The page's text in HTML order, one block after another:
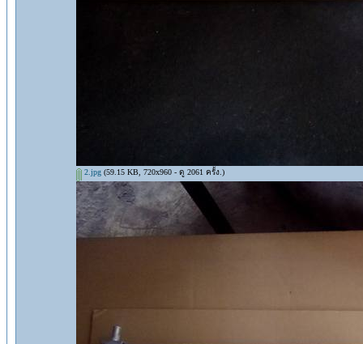
2.jpg (59.15 KB, 720x960 - ดู 2061 ครั้ง.)